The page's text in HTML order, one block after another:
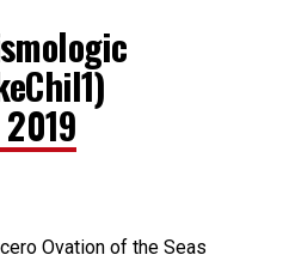
Ovation of the Seas